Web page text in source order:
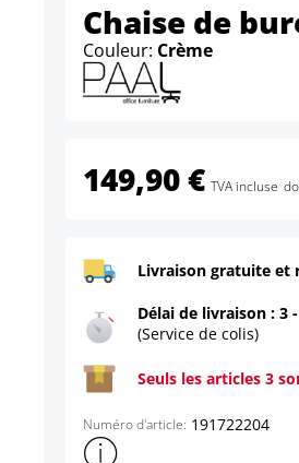
Chaise de
Couleur: Crème
149,90 € TVA incluse
Livraison gratuite et
Délai de livraison : 3
(Service de colis)
Seuls les articles 3
Numéro d'article: 191722204
Afficher plus d'informations